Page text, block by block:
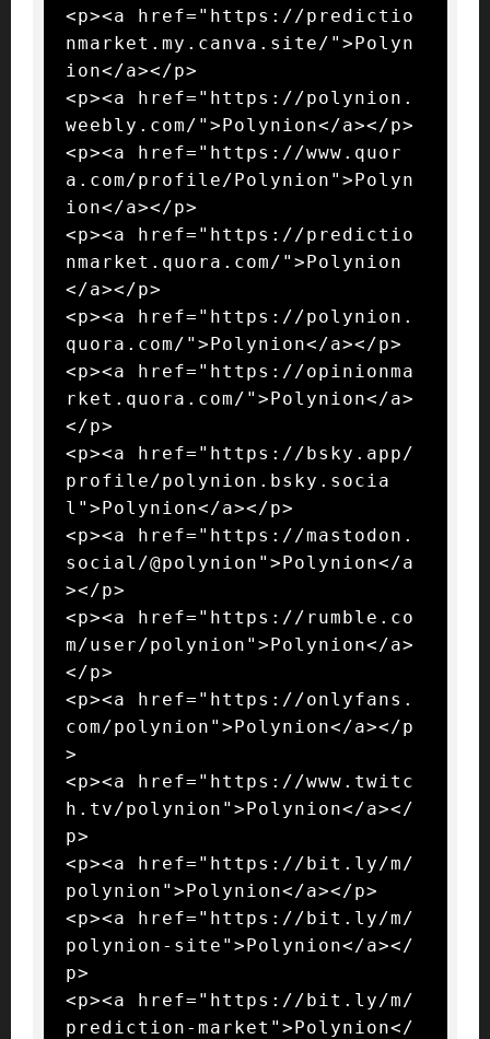
<p><a href="https://predictio
nmarket.my.canva.site/">Polyn
ion</a></p>
<p><a href="https://polynion.
weebly.com/">Polynion</a></p>
<p><a href="https://www.quor
a.com/profile/Polynion">Polyn
ion</a></p>
<p><a href="https://predictio
nmarket.quora.com/">Polynion
</a></p>
<p><a href="https://polynion.
quora.com/">Polynion</a></p>
<p><a href="https://opinionma
rket.quora.com/">Polynion</a>
</p>
<p><a href="https://bsky.app/
profile/polynion.bsky.socia
l">Polynion</a></p>
<p><a href="https://mastodon.
social/@polynion">Polynion</a
></p>
<p><a href="https://rumble.co
m/user/polynion">Polynion</a>
</p>
<p><a href="https://onlyfans.
com/polynion">Polynion</a></p
>
<p><a href="https://www.twitc
h.tv/polynion">Polynion</a></
p>
<p><a href="https://bit.ly/m/
polynion">Polynion</a></p>
<p><a href="https://bit.ly/m/
polynion-site">Polynion</a></
p>
<p><a href="https://bit.ly/m/
prediction-market">Polynion</